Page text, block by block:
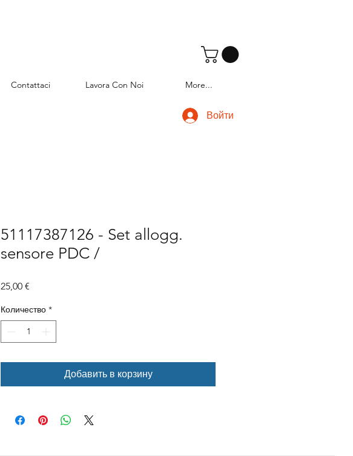
Contattaci Lavora Con Noi More...
Войти
51117387126 - Set allogg.
sensore PDC /
25,00 €
Количество *
Добавить в корзину